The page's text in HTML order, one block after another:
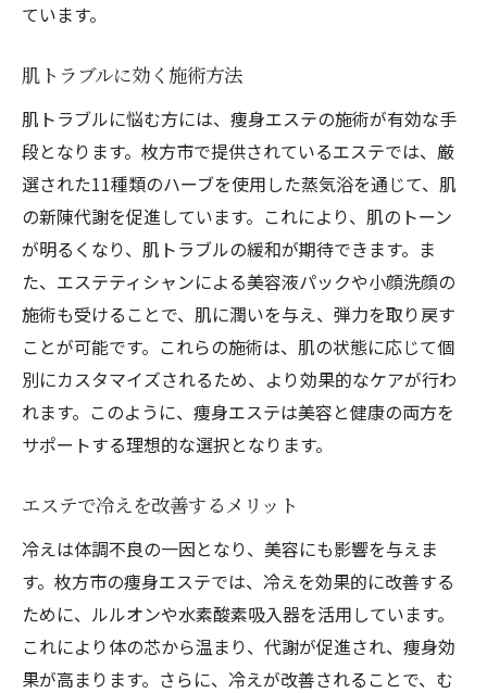
ています。
肌トラブルに効く施術方法
肌トラブルに悩む方には、痩身エステの施術が有効な手
段となります。枚方市で提供されているエステでは、厳
選された11種類のハーブを使用した蒸気浴を通じて、肌
の新陳代謝を促進しています。これにより、肌のトーン
が明るくなり、肌トラブルの緩和が期待できます。ま
た、エステティシャンによる美容液パックや小顔洗顔の
施術も受けることで、肌に潤いを与え、弾力を取り戻す
ことが可能です。これらの施術は、肌の状態に応じて個
別にカスタマイズされるため、より効果的なケアが行わ
れます。このように、痩身エステは美容と健康の両方を
サポートする理想的な選択となります。
エステで冷えを改善するメリット
冷えは体調不良の一因となり、美容にも影響を与えま
す。枚方市の痩身エステでは、冷えを効果的に改善する
ために、ルルオンや水素酸素吸入器を活用しています。
これにより体の芯から温まり、代謝が促進され、痩身効
果が高まります。さらに、冷えが改善されることで、む